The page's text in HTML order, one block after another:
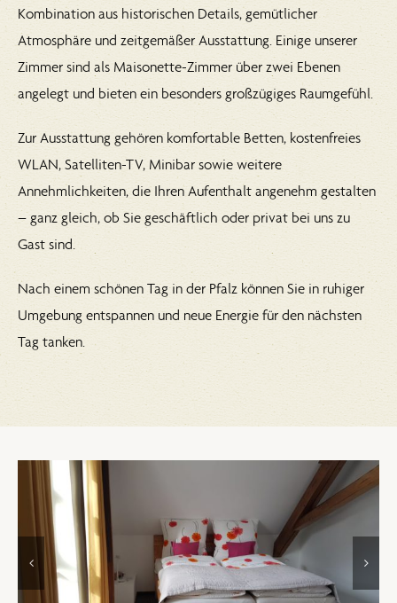
Kombination aus historischen Details, gemütlicher
Atmosphäre und zeitgemäßer Ausstattung. Einige unserer
Zimmer sind als Maisonette-Zimmer über zwei Ebenen
angelegt und bieten ein besonders großzügiges Raumgefühl.
Zur Ausstattung gehören komfortable Betten, kostenfreies
WLAN, Satelliten-TV, Minibar sowie weitere
Annehmlichkeiten, die Ihren Aufenthalt angenehm gestalten
– ganz gleich, ob Sie geschäftlich oder privat bei uns zu
Gast sind.
Nach einem schönen Tag in der Pfalz können Sie in ruhiger
Umgebung entspannen und neue Energie für den nächsten
Tag tanken.